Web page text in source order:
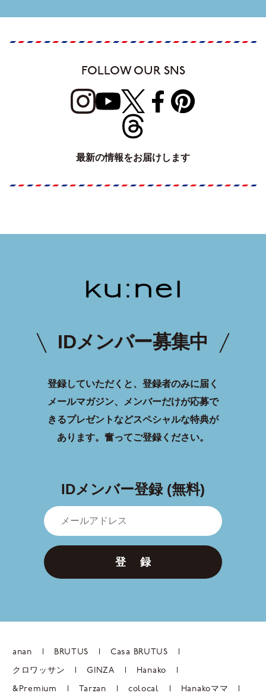
FOLLOW OUR SNS
最新の情報をお届けします
IDメンバー募集中
登録していただくと、登録者のみに届く
メールマガジン、メンバーだけが応募で
きるプレゼントなどスペシャルな特典が
あります。 奮ってご登録ください。
IDメンバー登録 (無料)
登 録
anan BRUTUS Casa BRUTUS
クロワッサン GINZA Hanako
&Premium Tarzan colocal Hanakoママ